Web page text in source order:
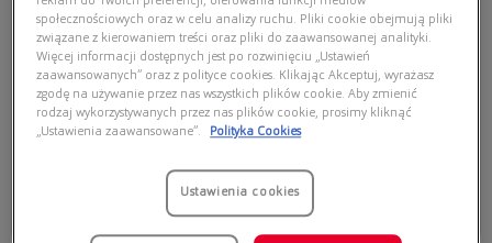
Najniższa cena z 30 dni przed
Najniższa cena z 30 dni przed
społecznościowych oraz w celu analizy ruchu. Pliki cookie obejmują pliki
związane z kierowaniem treści oraz pliki do zaawansowanej analityki.
Więcej informacji dostępnych jest po rozwinięciu „Ustawień
zaawansowanych” oraz z polityce cookies. Klikając Akceptuj, wyrażasz
zgodę na używanie przez nas wszystkich plików cookie. Aby zmienić
rodzaj wykorzystywanych przez nas plików cookie, prosimy kliknąć
„Ustawienia zaawansowane”.
Polityka Cookies
Ustawienia cookies